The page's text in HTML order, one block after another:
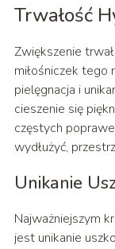
Trwałość
Zwiększenie
miłośniczek tego
pielęgnacja i
cieszenie się
częstych
wydłużyć,
Unikanie
Najważniejszym
jest unikanie